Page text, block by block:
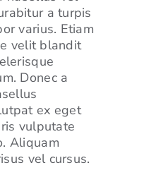
a turpis
varius. Etiam
velit blandit
Donec a
ex eget
vulputate
Aliquam
vel cursus.